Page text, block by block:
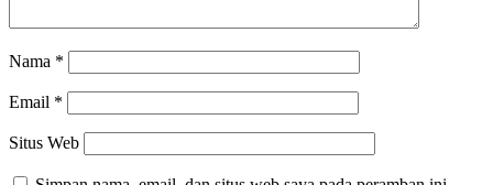
Nama *
Email *
Situs Web